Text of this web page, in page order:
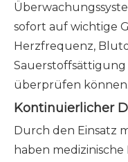
sofort auf wichtige
Herzfrequenz,
überprüfen können.
Kontinuierlicher
Durch den Einsatz
haben